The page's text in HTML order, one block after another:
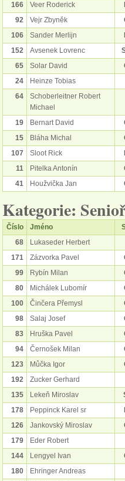
166
Veer Roderick
92
Vejr Zbyněk
106
Sander Merlijn
152
Avsenek Lovrenc
65
Solar David
24
Heinze Tobias
64
Schoberleitner Robert
Michael
19
Bernart David
15
Bláha Michal
107
Sloot Rick
11
Pitelka Antonín
41
Houžvička Jan
Kategorie:
Číslo Jméno
68
Lukaseder Herbert
171
Zázvorka Pavel
99
Rybín Milan
80
Michálek Lubomír
100
Činčera Přemysl
98
Salaj Josef
83
Hruška Pavel
94
Černošek Milan
123
Můčka Igor
192
Zucker Gerhard
135
Lekeň Miroslav
178
Peppinck Karel sr
126
Jankovský Miroslav
179
Eder Robert
144
Lengyel Ivan
180
Ehringer Andreas